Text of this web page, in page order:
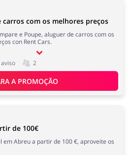
carros com os melhores preços
e Poupe, aluguer de carros com os
con Rent Cars.
2
A PROMOÇÃO
de 100€
em Abreu a partir de 100 €, aproveite os